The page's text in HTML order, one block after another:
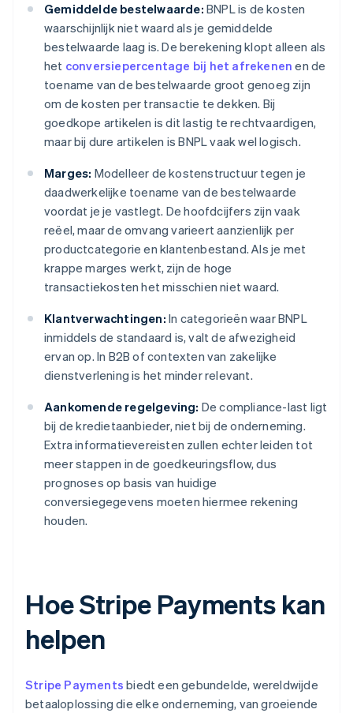
Gemiddelde bestelwaarde: BNPL is de kosten
waarschijnlijk niet waard als je gemiddelde
bestelwaarde laag is. De berekening klopt alleen als
het conversiepercentage bij het afrekenen en de
toename van de bestelwaarde groot genoeg zijn
om de kosten per transactie te dekken. Bij
goedkope artikelen is dit lastig te rechtvaardigen,
maar bij dure artikelen is BNPL vaak wel logisch.
Marges: Modelleer de kostenstructuur tegen je
daadwerkelijke toename van de bestelwaarde
voordat je je vastlegt. De hoofdcijfers zijn vaak
reëel, maar de omvang varieert aanzienlijk per
productcategorie en klantenbestand. Als je met
krappe marges werkt, zijn de hoge
transactiekosten het misschien niet waard.
Klantverwachtingen: In categorieën waar BNPL
inmiddels de standaard is, valt de afwezigheid
ervan op. In B2B of contexten van zakelijke
dienstverlening is het minder relevant.
Aankomende regelgeving: De compliance-last ligt
bij de kredietaanbieder, niet bij de onderneming.
Extra informatievereisten zullen echter leiden tot
meer stappen in de goedkeuringsflow, dus
prognoses op basis van huidige
conversiegegevens moeten hiermee rekening
houden.
Hoe Stripe Payments kan
helpen
Stripe Payments biedt een gebundelde, wereldwijde
betaaloplossing die elke onderneming, van groeiende